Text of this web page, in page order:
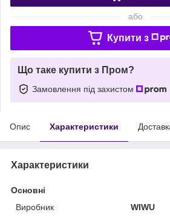
або
Купити з
Що таке купити з Пром?
Замовлення під захистом
Опис Характеристики
Характеристики
Основні
Виробник
WIWU